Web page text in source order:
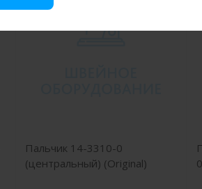
Пальчик 14-3310-0
(центральный) (Original)